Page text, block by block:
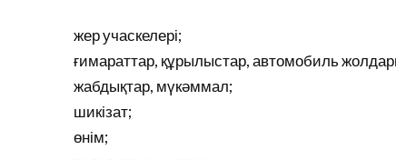
жер учаскелері;
ғимараттар, құрылыстар, автомобиль
жабдықтар, мүкәммал;
шикізат;
өнім;